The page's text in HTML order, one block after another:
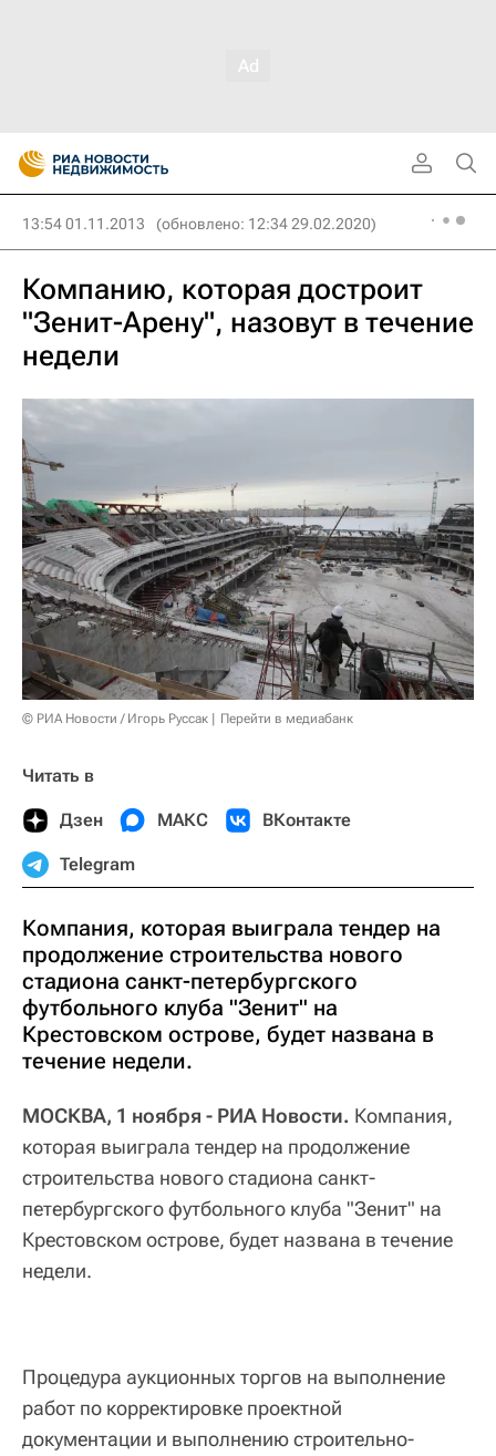
13:54 01.11.2013 (обновлено: 12:34 29.02.2020)
Компанию, которая достроит
"Зенит-Арену", назовут в течение
недели
© РИА Новости / Игорь Руссак Перейти в медиабанк
Читать в
Дзен МАКС ВКонтакте
Telegram
Компания, которая выиграла тендер на
продолжение строительства нового
стадиона санкт-петербургского
футбольного клуба "Зенит" на
Крестовском острове, будет названа в
течение недели.
МОСКВА, 1 ноября - РИА Новости. Компания,
которая выиграла тендер на продолжение
строительства нового стадиона санкт-
петербургского футбольного клуба "Зенит" на
Крестовском острове, будет названа в течение
недели.
Процедура аукционных торгов на выполнение
работ по корректировке проектной
документации и выполнению строительно-